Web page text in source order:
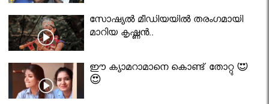
സോഷ്യൽ മീഡിയയിൽ തരംഗമായി
മാറിയ കൃഷ്ണൻ..
ഈ ക്യാമറാമാനെ കൊണ്ട് തോറ്റു 😍
😍